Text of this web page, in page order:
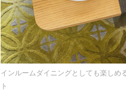
インルームダイニングとしても楽しめ
ト